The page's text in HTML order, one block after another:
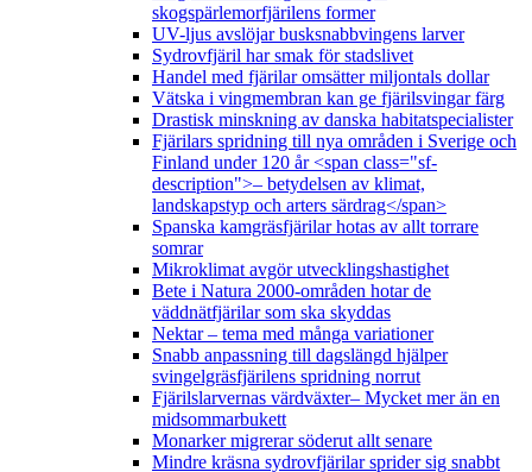
skogspärlemorfjärilens former
UV-ljus avslöjar busksnabbvingens larver
Sydrovfjäril har smak för stadslivet
Handel med fjärilar omsätter miljontals dollar
Vätska i vingmembran kan ge fjärilsvingar färg
Drastisk minskning av danska habitatspecialister
Fjärilars spridning till nya områden i Sverige och
Finland under 120 år <span class="sf-
description">– betydelsen av klimat,
landskapstyp och arters särdrag</span>
Spanska kamgräsfjärilar hotas av allt torrare
somrar
Mikroklimat avgör utvecklingshastighet
Bete i Natura 2000-områden hotar de
väddnätfjärilar som ska skyddas
Nektar – tema med många variationer
Snabb anpassning till dagslängd hjälper
svingelgräsfjärilens spridning norrut
Fjärilslarvernas värdväxter– Mycket mer än en
midsommarbukett
Monarker migrerar söderut allt senare
Mindre kräsna sydrovfjärilar sprider sig snabbt